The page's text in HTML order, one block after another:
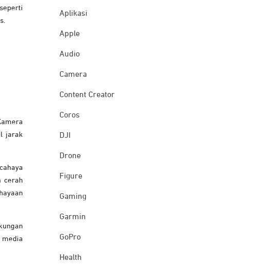
jarak
cerah
Aplikasi
Apple
Audio
Camera
Content Creator
Coros
DJI
Drone
Figure
Gaming
Garmin
GoPro
Health